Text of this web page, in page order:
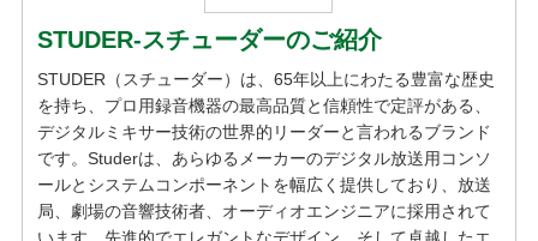
STUDER-スチューダーのご紹介
STUDER（スチューダー）は、65年以上にわたる豊富な歴史
を持ち、プロ用録音機器の最高品質と信頼性で定評がある、
デジタルミキサー技術の世界的リーダーと言われるブランド
です。Studerは、あらゆるメーカーのデジタル放送用コンソ
ールとシステムコンポーネントを幅広く提供しており、放送
局、劇場の音響技術者、オーディオエンジニアに採用されて